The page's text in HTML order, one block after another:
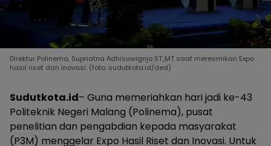
Direktur Polinema, Supriatna Adhisuwignjo ST.,MT saat meresmikan Expo
hasil riset dan inovasi. (foto: sudutkota.id/ded)
Sudutkota.id– Guna memeriahkan hari jadi ke-43
Politeknik Negeri Malang (Polinema), pusat
penelitian dan pengabdian kepada masyarakat
(P3M) menggelar Expo Hasil Riset dan Inovasi. Untuk